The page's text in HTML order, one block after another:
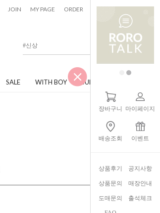
JOIN MY PAGE ORDER CART 0
SALE WITH BOY JUNIOR
장바구니 마이페이지
배송조회 이벤트
상품후기 공지사항
상품문의 매장안내
도매문의 출석체크